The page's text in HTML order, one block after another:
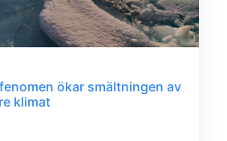
ökar smältningen av
klimat